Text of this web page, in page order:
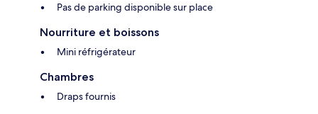
Pas de parking disponible sur place
Nourriture et boissons
Mini réfrigérateur
Chambres
Draps fournis